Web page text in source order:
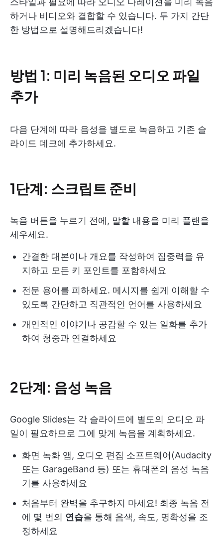
하거나 비디오와 결합할 수 있습니다. 두 가지 간단
한 방법으로 설명해드리겠습니다!
방법 1: 미리 녹음된 오디오 파일
추가
다음 단계에 따라 음성을 별도로 녹음하고 기존 슬
라이드 데크에 추가하세요.
1단계: 스크립트 준비
녹음 버튼을 누르기 전에, 말할 내용을 미리 플랜을
세우세요.
간결한 대본이나 개요를 작성하여 집중력을 유
지하고 모든 키 포인트를 포함하세요
전문 용어를 피하세요. 메시지를 쉽게 이해할 수
있도록 간단하고 직관적인 언어를 사용하세요
개인적인 이야기나 공감할 수 있는 일화를 추가
하여 청중과 연결하세요
2단계: 음성 녹음
Google Slides는 각 슬라이드에 별도의 오디오 파
일이 필요하므로 그에 맞게 녹음을 계획하세요.
화면 녹화 앱, 오디오 편집 소프트웨어(Audacity
또는 GarageBand 등) 또는 휴대폰의 음성 녹음
기를 사용하세요
처음부터 완벽을 추구하지 마세요! 최종 녹음 전
에 몇 번의 연습을 통해 음색, 속도, 명확성을 조
정하세요